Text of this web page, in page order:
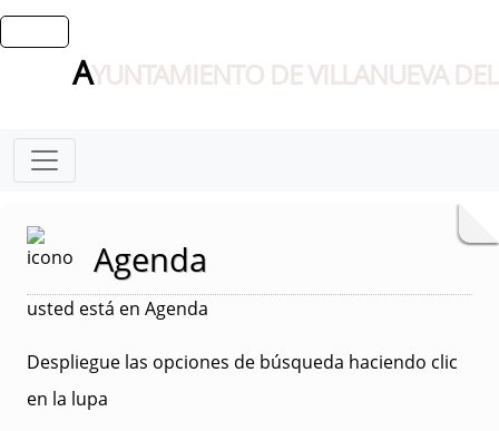
AYUNTAMIENTO DE VILLANUEVA
Agenda
usted está en Agenda
Despliegue las opciones de búsqueda haciendo clic
en la lupa